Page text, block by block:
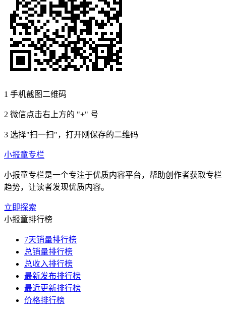
1 手机截图二维码
2 微信点击右上方的 "+" 号
3 选择"扫一扫"，打开刚保存的二维码
小报童专栏
小报童专栏是一个专注于优质内容平台，帮助创作者获取专栏
趋势，让读者发现优质内容。
立即探索
小报童排行榜
7天销量排行榜
总销量排行榜
总收入排行榜
最新发布排行榜
最近更新排行榜
价格排行榜